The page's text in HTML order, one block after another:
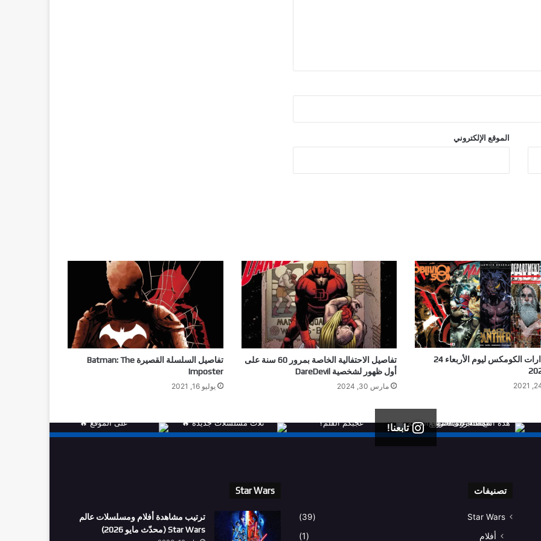
الموقع الإلكتروني
أبرز إصدارات الكومكس ليوم الأربعاء 24
تفاصيل الاحتفالية الخاصة بمرور 60 سنة على
أول ظهور لشخصية DareDevil
مارس 30, 2024
تفاصيل السلسلة القصيرة Batman: The
Imposter
يوليو 16, 2021
تابعنا!
تصنيفات
Star Wars
(39)
أفلام (1)
Star Wars
ترتيب مشاهدة أفلام ومسلسلات عالم
Star Wars (محدّث مايو 2026)